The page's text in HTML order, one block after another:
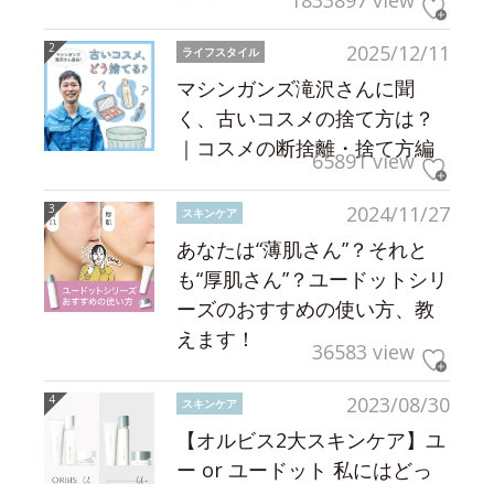
2025/12/11
ライフスタイル
マシンガンズ滝沢さんに聞
く、古いコスメの捨て方は？
｜コスメの断捨離・捨て方編
65891 view
2024/11/27
スキンケア
あなたは“薄肌さん”？それと
も“厚肌さん”？ユードットシリ
ーズのおすすめの使い方、教
えます！
36583 view
2023/08/30
スキンケア
【オルビス2大スキンケア】ユ
ー or ユードット 私にはどっ